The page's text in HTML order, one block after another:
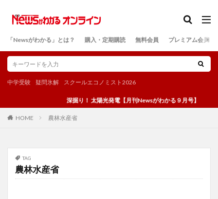
「Newsがわかる」とは？ 購入・定期購読 無料会員 プレミアム会員
中学受験 疑問氷解 スクールエコノミスト2026
深掘り！ 太陽光発電【月刊Newsがわかる９月号】
HOME 農林水産省
TAG
農林水産省
検索